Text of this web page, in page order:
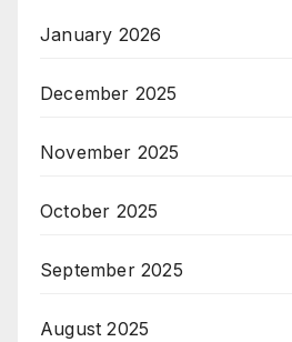
January 2026
December 2025
November 2025
October 2025
September 2025
August 2025